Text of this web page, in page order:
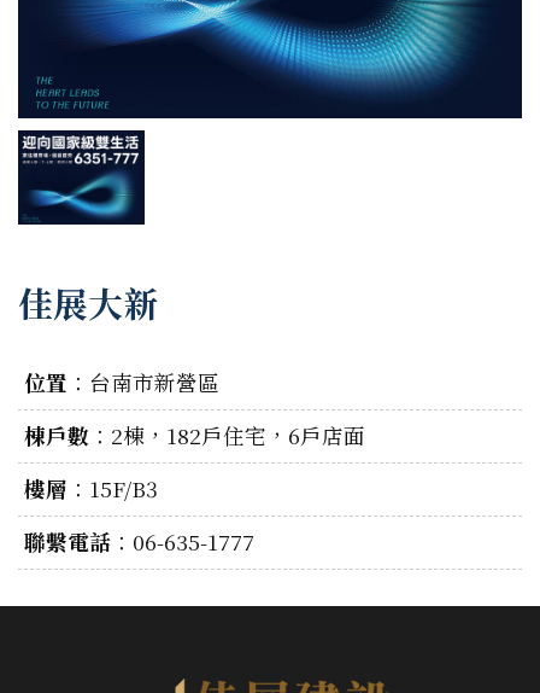
佳展大新
位置 ： 台南市新營區
棟戶數 ： 2棟，182戶住宅，6戶店面
樓層 ： 15F/B3
聯繫電話 ： 06-635-1777